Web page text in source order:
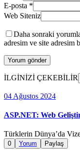
E-posta *
Web Siteniz
Daha sonraki
adresim ve site adresim
İLGİNİZİ ÇEKEBİLİR
04 Ağustos 2024
ASP.NET: Web
Türklerin Dünya’da
0 Yorum Paylaş